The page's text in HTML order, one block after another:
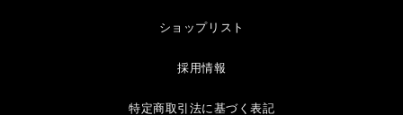
ショップリスト
採用情報
特定商取引法に基づく表記